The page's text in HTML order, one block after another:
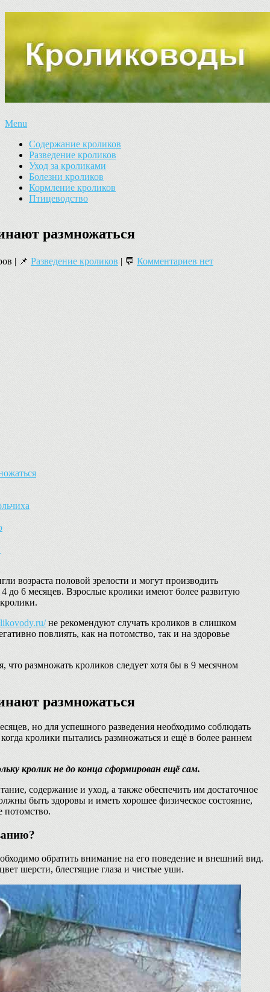
Menu
Содержание кроликов
Разведение кроликов
Уход за кроликами
Болезни кроликов
Кормление кроликов
Птицеводство
размножаться
| 📌 Разведение кроликов | 💬 Комментариев нет
возраста половой зрелости и могут производить
до 6 месяцев. Взрослые кролики имеют более развитую
не рекомендуют случать кроликов в слишком
повлиять, как на потомство, так и на здоровье
размножать кроликов следует хотя бы в 9 месячном
размножаться
но для успешного разведения необходимо соблюдать
кролики пытались размножаться и ещё в более раннем
кролик не до конца сформирован ещё сам.
содержание и уход, а также обеспечить им достаточное
быть здоровы и иметь хорошее физическое состояние,
потомство.
обратить внимание на его поведение и внешний вид.
шерсти, блестящие глаза и чистые уши.